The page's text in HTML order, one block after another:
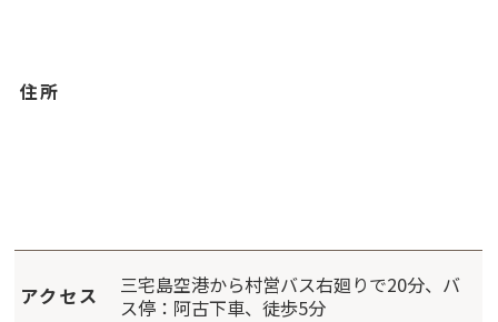
住所
アクセス
三宅島空港から村営バス右廻りで20分、バ
ス停：阿古下車、徒歩5分